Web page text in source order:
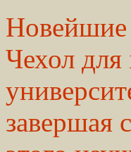
Новейшие
Чехол для
завершая